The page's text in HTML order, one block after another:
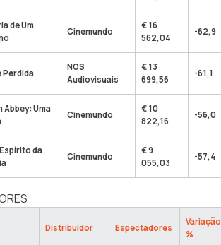
de Um
Cinemundo
€ 16
562,04
-62,9
Perdida
NOS
Audiovisuais
€ 13
699,56
-61,1
Abbey: Uma
Cinemundo
€ 10
822,16
-56,0
Espírito da
Cinemundo
€ 9
055,03
-57,4
Distribuidor Espectadores
Variação
%